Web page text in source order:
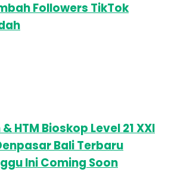
Followers TikTok
HTM Bioskop Level 21 XXI
Bali Terbaru
Ini Coming Soon